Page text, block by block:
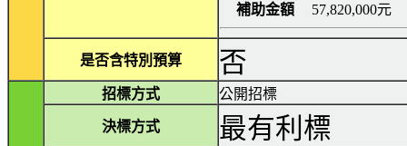
補助金額
57,820,000元
是否含特別預算 否
招標方式 公開招標
決標方式 最有利標